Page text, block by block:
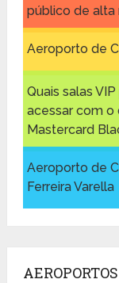
público de alta
Aeroporto de
Quais salas
acessar com o
Mastercard
Aeroporto de
Ferreira Varella